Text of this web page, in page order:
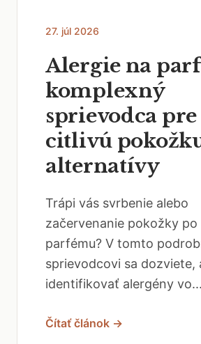
27. júl 2026
Alergie na
komplexný
sprievodca pre
citlivú
alternatívy
Trápi vás svrbenie alebo
začervenanie pokožky po
parfému? V tomto
sprievodcovi sa dozviete,
identifikovať alergény vo...
Čítať článok →